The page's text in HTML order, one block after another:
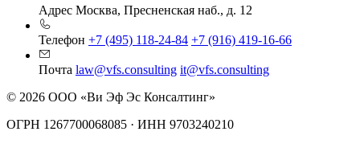
Адрес Москва, Пресненская наб., д. 12
Телефон +7 (495) 118-24-84 +7 (916) 419-16-66
Почта law@vfs.consulting it@vfs.consulting
© 2026 ООО «Ви Эф Эс Консалтинг»
ОГРН 1267700068085 · ИНН 9703240210